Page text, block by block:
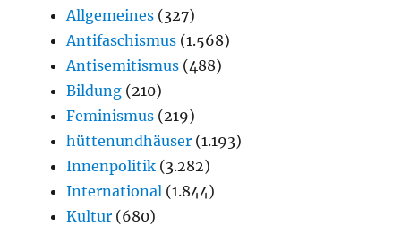
Allgemeines (327)
Antifaschismus (1.568)
Antisemitismus (488)
Bildung (210)
Feminismus (219)
hüttenundhäuser (1.193)
Innenpolitik (3.282)
International (1.844)
Kultur (680)